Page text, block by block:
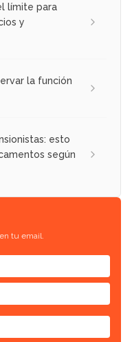
límite para
y
la función
esto
según
tu email.